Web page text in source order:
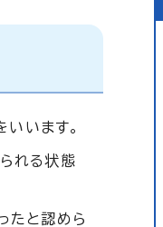
います。
れる状態
たと認めら